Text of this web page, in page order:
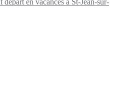
départ en vacances à St-Jean-sur-